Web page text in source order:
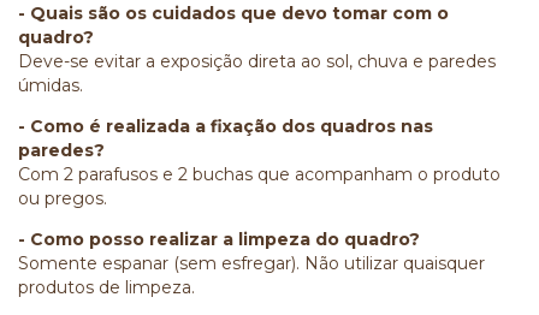
- Quais são os cuidados que devo tomar com o
quadro?
Deve-se evitar a exposição direta ao sol, chuva e paredes
úmidas.
- Como é realizada a fixação dos quadros nas
paredes?
Com 2 parafusos e 2 buchas que acompanham o produto
ou pregos.
- Como posso realizar a limpeza do quadro?
Somente espanar (sem esfregar). Não utilizar quaisquer
produtos de limpeza.